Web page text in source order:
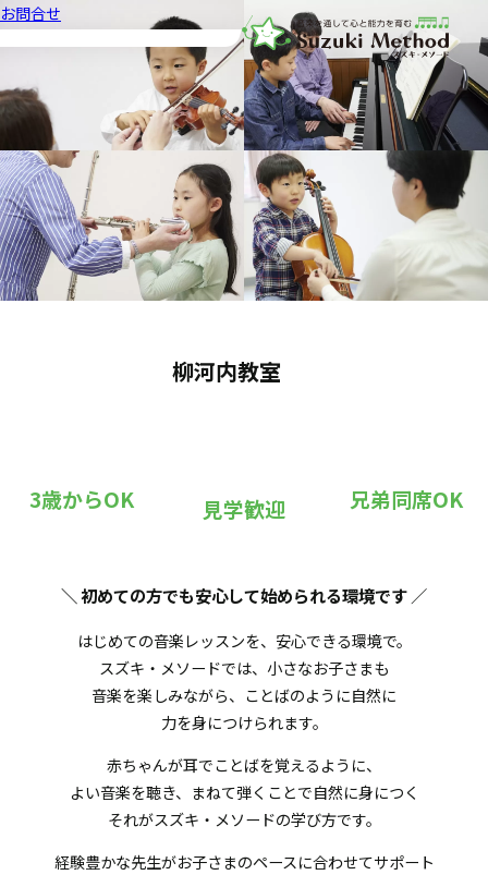
音楽教室スズキ・メソード | 公益
お問合せ
柳河内教室
3歳からOK 見学歓迎 兄弟同席OK
＼ 初めての方でも安心して始められる環境です／
はじめての音楽レッスンを、安心できる環境で。
スズキ・メソードでは、小さなお子さまも
音楽を楽しみながら、ことばのように自然に
力を身につけられます。
赤ちゃんが耳でことばを覚えるように、
よい音楽を聴き、まねて弾くことで自然に身につく
それがスズキ・メソードの学び方です。
経験豊かな先生がお子さまのペースに合わせてサポート